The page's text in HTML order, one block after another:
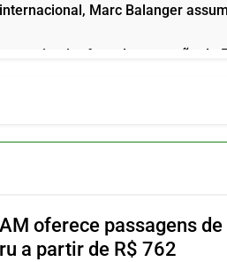
Marc Balanger
na primeira fase de operação do
Região do Salto Caveiras
História, Ciência e a Melhor Vista
oferece passagens de
a partir de R$ 762